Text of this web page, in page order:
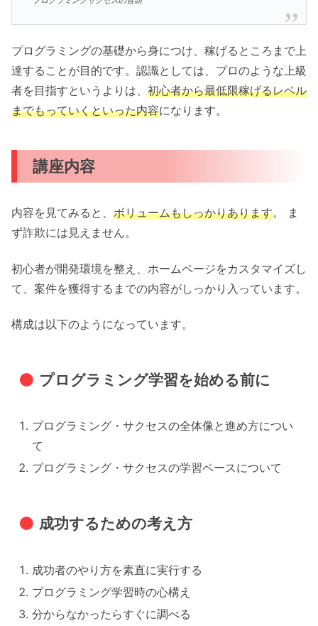
プログラミングの基礎から身につけ、稼げるところまで上
達することが目的です。認識としては、プロのような上級
者を目指すというよりは、 初心者から最低限稼げるレベル
までもっていくといった内容になります。
講座内容
内容を見てみると、 ボリュームもしっかりあります。 ま
ず詐欺には見えません。
初心者が開発環境を整え、ホームページをカスタマイズし
て、案件を獲得するまでの内容がしっかり入っています。
構成は以下のようになっています。
プログラミング学習を始める前に
プログラミング・サクセスの全体像と進め方につい
て
プログラミング・サクセスの学習ペースについて
成功するための考え方
成功者のやり方を素直に実行する
プログラミング学習時の心構え
分からなかったらすぐに調べる